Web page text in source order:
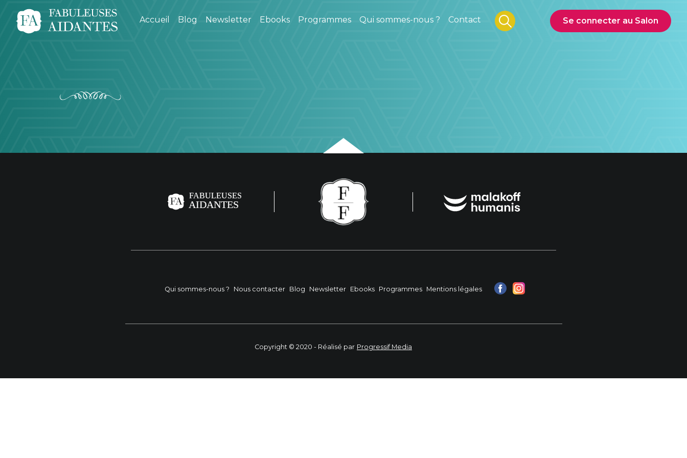
Accueil Blog Newsletter Ebooks Programmes Qui sommes-nous ? Contact Se connecter au Salon
Qui sommes-nous ? Nous contacter Blog Newsletter Ebooks Programmes Mentions légales
Copyright © 2020 - Réalisé par Progressif Media